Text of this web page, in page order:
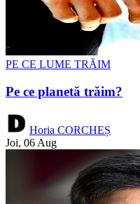
PE CE LUME TRĂIM
Pe ce planetă trăim?
Horia CORCHEȘ
Joi, 06 Aug